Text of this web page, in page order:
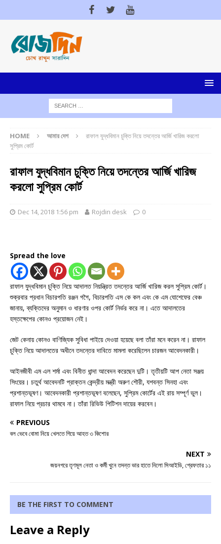
HOME আমার দেশ
রাফাল যুদ্ধবিমান চুক্তি নিয়ে তদন্তের আর্জি খারিজ করলো
সুপ্রিম কোর্ট
রাফাল যুদ্ধবিমান চুক্তি নিয়ে তদন্তের আর্জি খারিজ
করলো সুপ্রিম কোর্ট
Dec 14, 2018 1:56 pm Rojdin desk 0
Spread the love
রাফাল যুদ্ধবিমান চুক্তি নিয়ে আদালত নিয়ন্ত্রিত তদন্তের আর্জি খারিজ করল সুপ্রিম কোর্ট।
শুক্রবার প্রধান বিচারপতি রঞ্জন গগৈ, বিচারপতি এস কে কল এবং কে এম যোশেফের বেঞ্চ
জানায়, ব্যক্তিদের অনুমান ও ধারণার ওপর কোর্ট নির্ভর করে না। এতে আদালতের
হস্তক্ষেপের কোনও প্রয়োজন নেই।
জেট কেনায় কোনও বাণিজ্যিক সুবিধা পাইয়ে দেওয়া হয়েছে বলা তাঁরা মনে করেন না। রাফাল
চুক্তি নিয়ে আদালতের অধীনে তদন্তের দাবিতে মামলা করেছিলেন চারজন আবেদনকারী।
আইনজীবী এম এল শর্মা এবং বিনীত ধান্দা আবেদন করেছেন দুটি। তৃতীয়টি আপ নেতা সঞ্জয়
সিংয়ের। চতুর্থ আবেদনটি প্রাক্তন কেন্দ্রীয় মন্ত্রী অরুণ শৌরী, যশবন্ত সিনহা এবং
প্রশান্তভূষণ। আবেদনকারী প্রশান্তভূষণ বলেছেন, সুপ্রিম কোর্টের এই রায় সম্পূর্ণ ভুল।
রাফাল নিয়ে প্রচার থামবে না। তাঁরা রিভিউ পিটিশন দায়ের করবেন।
PREVIOUS
বল ভেবে বোমা নিয়ে খেলতে গিয়ে আহত ৩ কিশোর
NEXT
জয়নগরে তৃণমূল নেতা ও কর্মী খুনে তদন্ত ভার হাতে নিলো সিআইডি, গ্রেফতার ১১
BE THE FIRST TO COMMENT
Leave a Reply